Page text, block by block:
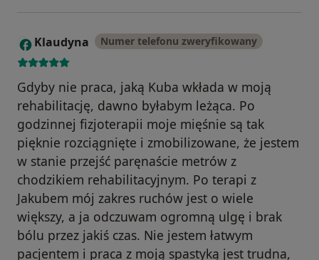
K Klaudyna Numer telefonu zweryfikowany
Gdyby nie praca, jaką Kuba wkłada w moją
rehabilitację, dawno byłabym leżąca. Po
godzinnej fizjoterapii moje mięśnie są tak
pięknie rozciągnięte i zmobilizowane, że jestem
w stanie przejść paręnaście metrów z
chodzikiem rehabilitacyjnym. Po terapi z
Jakubem mój zakres ruchów jest o wiele
większy, a ja odczuwam ogromną ulgę i brak
bólu przez jakiś czas. Nie jestem łatwym
pacjentem i praca z moją spastyką jest trudna,